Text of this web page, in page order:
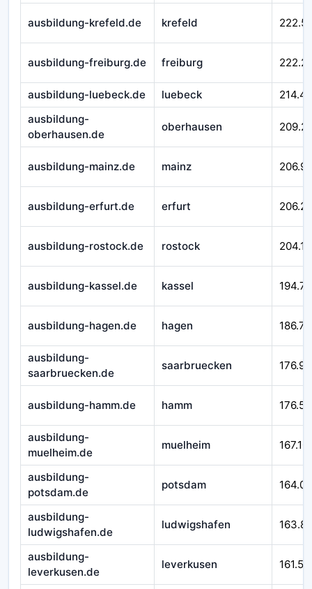
ausbildung-krefeld.de krefeld
ausbildung-freiburg.de freiburg
ausbildung-luebeck.de luebeck
ausbildung-
oberhausen.de
oberhausen
ausbildung-mainz.de mainz
ausbildung-erfurt.de erfurt
ausbildung-rostock.de rostock
ausbildung-kassel.de kassel
ausbildung-hagen.de hagen
ausbildung-
saarbruecken.de
saarbruecken
ausbildung-hamm.de hamm
ausbildung-
muelheim.de
muelheim
ausbildung-
potsdam.de
potsdam
ausbildung-
ludwigshafen.de
ludwigshafen
ausbildung-
leverkusen.de
leverkusen